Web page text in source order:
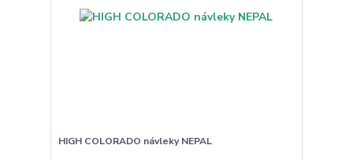
HIGH COLORADO návleky NEPAL